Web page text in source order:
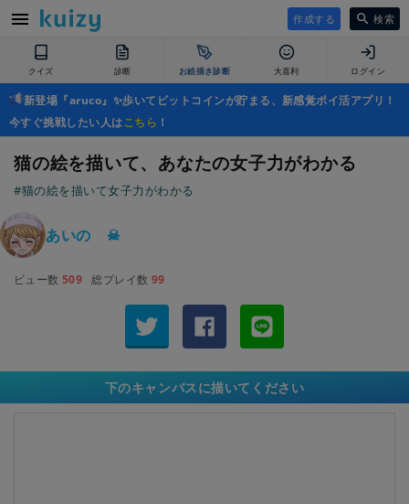
作成する 検索
クイズ 診断 お絵描き診断 大喜利 ログイン
新登場『aruco』✨歩いてビットコインが貯まる、新感覚ポイ活アプリ！
今すぐ挑戦したい人はこちら ！
猫の絵を描いて、あなたの女子力がわかる
#猫の絵を描いて女子力がわかる
あいの ☠
ビュー数 509 総プレイ数 99
下のキャンバスに描いてください